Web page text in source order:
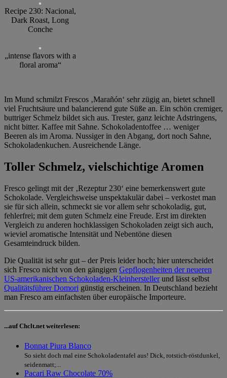
Recipe 230: Nacional,
Dark Roast, Long
Conche
„intense flavors with a
floral aroma“
Im Mund schmilzt Frescos ‚Marañón‘ sehr zügig an, bietet schnell
viel Fruchtsäure und balancierend gute Süße an. Ein schön cremiger,
buttriger Schmelz bildet sich aus. Trester, ganz leichte Adstringens,
nicht bitter. Kaffee mit Sahne. Schokoladentoffee … weniger
Beeren als im Aroma. Nussiger in den Abgang, dort noch Sahne,
Schokoladenkuchen. Ausreichende Länge.
Toller Schmelz, vielschichtige Aromen
Fresco gelingt mit der ‚Rezeptur 230‘ eine bemerkenswert gute
Schokolade. Vergleichsweise unspektakulär dabei – verkostet man
sie für sich allein, schmeckt sie vor allem sehr schokoladig, gut,
fehlerfrei; mit dem guten Schmelz eine Freude. Erst im direkten
Vergleich zu anderen hochklassigen Schokoladen zeigt sich auch,
wieviel aromatische Intensität und Nebentöne diesen
Gesamteindruck bilden.
Die Qualität ist sehr gut – der Preis leider hoch; hier unterscheidet
sich Fresco nicht von den gängigen Gepflogenheiten der neueren
US-amerikanischen Schokoladen-Kleinherstellerund lässt selbst
Qualitätsführer Domori günstig erscheinen. In Deutschland bezieht
man Fresco am einfachsten über europäische Importeure.
...auf Chclt.net weiterlesen:
Bonnat Piura Blanco
So sieht doch mal eine Schokoladentafel aus! Dick, rotstich-röstdunkel,
seidenmatt;...
Pacari Raw Chocolate 70%